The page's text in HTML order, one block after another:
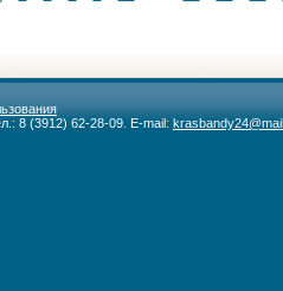
8 (3912) 62-28-09. E-mail: